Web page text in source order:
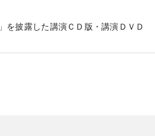
を披露した講演ＣＤ版・講演ＤＶＤ